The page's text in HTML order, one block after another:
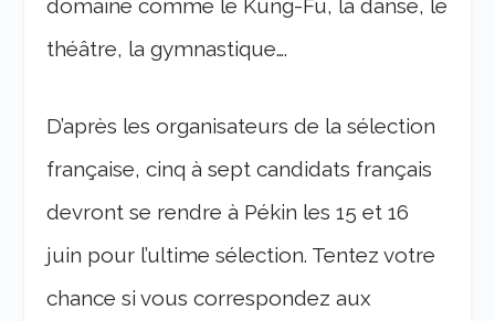
domaine comme le Kung-Fu, la danse, le
théâtre, la gymnastique….
D’après les organisateurs de la sélection
française, cinq à sept candidats français
devront se rendre à Pékin les 15 et 16
juin pour l’ultime sélection. Tentez votre
chance si vous correspondez aux